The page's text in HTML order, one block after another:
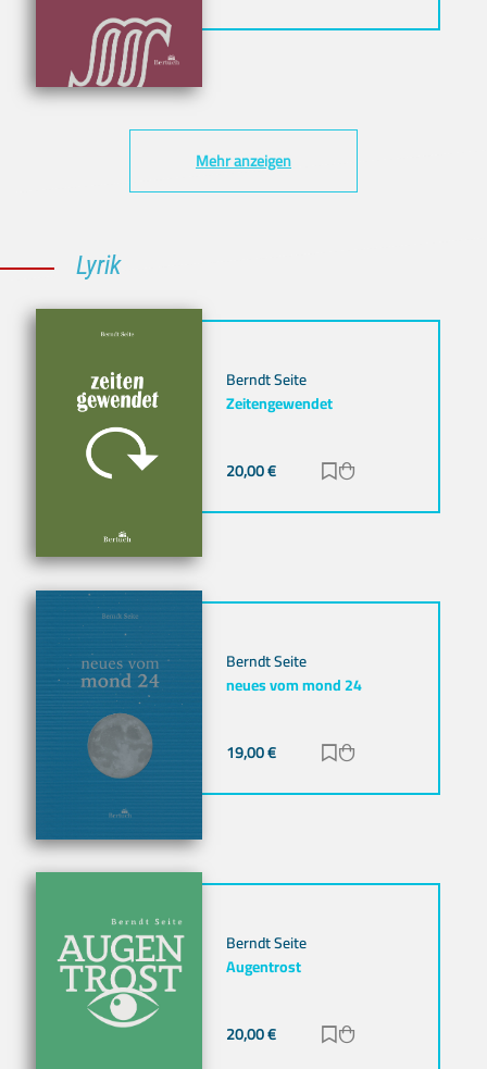
Mehr anzeigen
Lyrik
Berndt Seite
Zeitengewendet
20,00€ Zur Merkliste
Berndt Seite
neues vom mond 24
19,00€ Zur Merkliste
Berndt Seite
Augentrost
20,00€ Zur Merkliste